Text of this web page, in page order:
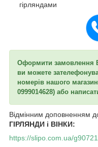
гірляндами
Оформити замовлення
ви можете
номерів нашого
0999014628) або
Відмінним доповненням
ГІРЛЯНДИ і ВІНКИ:
https://slipo.com.ua/